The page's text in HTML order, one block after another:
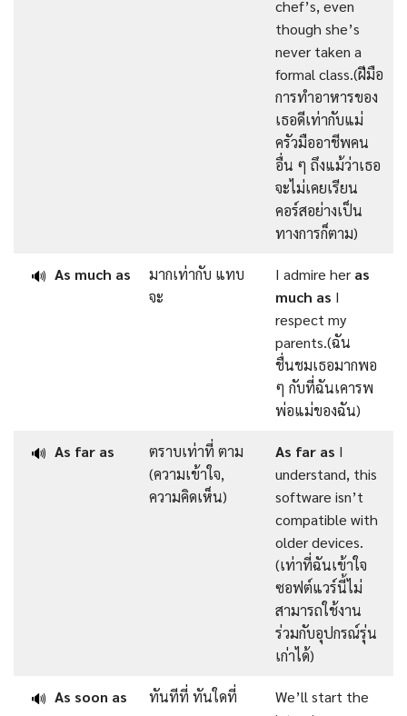
chef’s, even
though she’s
never taken a
formal class.(ฝีมือ
การทำอาหารของ
เธอดีเท่ากับแม่
ครัวมืออาชีพคน
อื่น ๆ ถึงแม้ว่าเธอ
จะไม่เคยเรียน
คอร์สอย่างเป็น
ทางการก็ตาม)
🔊 As much as
มากเท่ากับ แทบ
จะ
I admire her as
much as I
respect my
parents.(ฉัน
ชื่นชมเธอมากพอ
ๆ กับที่ฉันเคารพ
พ่อแม่ของฉัน)
🔊 As far as
ตราบเท่าที่ ตาม
(ความเข้าใจ,
ความคิดเห็น)
As far as I
understand, this
software isn’t
compatible with
older devices.
(เท่าที่ฉันเข้าใจ
ซอฟต์แวร์นี้ไม่
สามารถใช้งาน
ร่วมกับอุปกรณ์รุ่น
เก่าได้)
🔊 As soon as ทันทีที่ ทันใดที่
We’ll start the